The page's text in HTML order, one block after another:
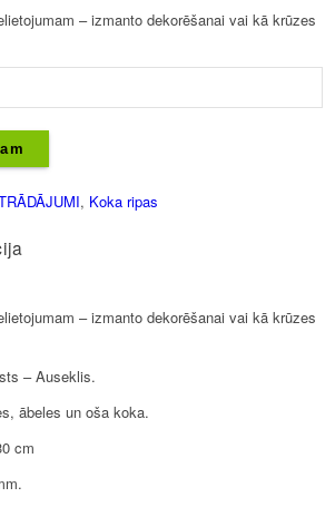
– izmanto dekorēšanai vai kā krūzes
, Koka ripas
– izmanto dekorēšanai vai kā krūzes
– Auseklis.
ābeles un oša koka.
cm